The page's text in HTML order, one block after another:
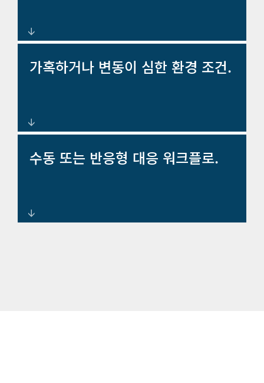
조기 감지로 실시간 대응 가능
가혹하거나 변동이 심한 환경 조건.
내구성과 적응성을 고려하여 설계
된 견고한 열화상 카메라 및 레이더
수동 또는 반응형 대응 워크플로.